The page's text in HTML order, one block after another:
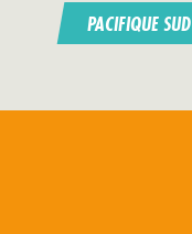
PACIFIQUE SUD